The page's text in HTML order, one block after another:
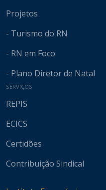
Projetos
- Turismo do RN
- RN em Foco
- Plano Diretor de Natal
SERVIÇOS
REPIS
ECICS
Certidões
Contribuição Sindical